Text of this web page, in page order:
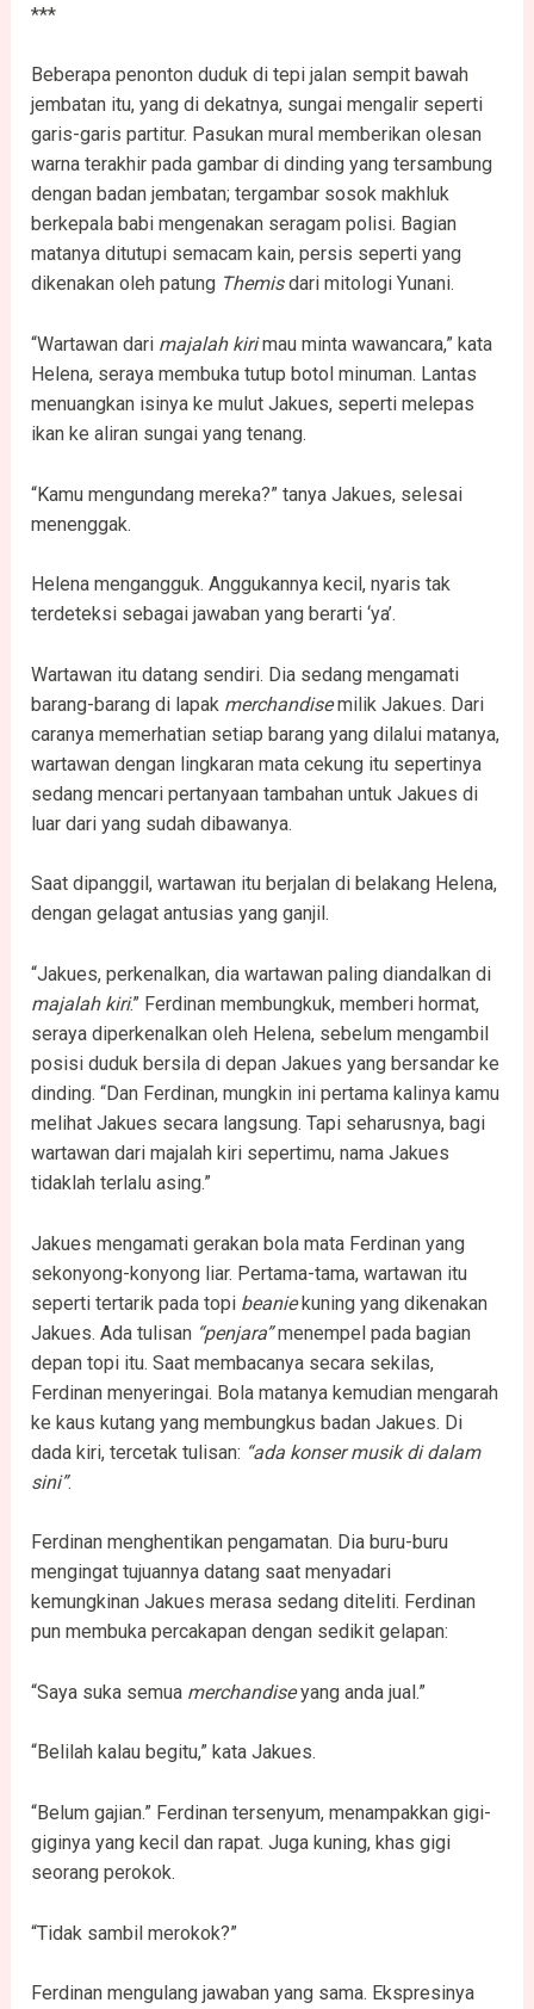
***
Beberapa penonton duduk di tepi jalan sempit bawah
jembatan itu, yang di dekatnya, sungai mengalir seperti
garis-garis partitur. Pasukan mural memberikan olesan
warna terakhir pada gambar di dinding yang tersambung
dengan badan jembatan; tergambar sosok makhluk
berkepala babi mengenakan seragam polisi. Bagian
matanya ditutupi semacam kain, persis seperti yang
dikenakan oleh patung Themisdari mitologi Yunani.
“Wartawan dari majalah kirimau minta wawancara,” kata
Helena, seraya membuka tutup botol minuman. Lantas
menuangkan isinya ke mulut Jakues, seperti melepas
ikan ke aliran sungai yang tenang.
“Kamu mengundang mereka?” tanya Jakues, selesai
menenggak.
Helena mengangguk. Anggukannya kecil, nyaris tak
terdeteksi sebagai jawaban yang berarti ‘ya’.
Wartawan itu datang sendiri. Dia sedang mengamati
barang-barang di lapak merchandisemilik Jakues. Dari
caranya memerhatian setiap barang yang dilalui matanya,
wartawan dengan lingkaran mata cekung itu sepertinya
sedang mencari pertanyaan tambahan untuk Jakues di
luar dari yang sudah dibawanya.
Saat dipanggil, wartawan itu berjalan di belakang Helena,
dengan gelagat antusias yang ganjil.
“Jakues, perkenalkan, dia wartawan paling diandalkan di
majalah kiri.” Ferdinan membungkuk, memberi hormat,
seraya diperkenalkan oleh Helena, sebelum mengambil
posisi duduk bersila di depan Jakues yang bersandar ke
dinding. “Dan Ferdinan, mungkin ini pertama kalinya kamu
melihat Jakues secara langsung. Tapi seharusnya, bagi
wartawan dari majalah kiri sepertimu, nama Jakues
tidaklah terlalu asing.”
Jakues mengamati gerakan bola mata Ferdinan yang
sekonyong-konyong liar. Pertama-tama, wartawan itu
seperti tertarik pada topi beaniekuning yang dikenakan
Jakues. Ada tulisan “penjara”menempel pada bagian
depan topi itu. Saat membacanya secara sekilas,
Ferdinan menyeringai. Bola matanya kemudian mengarah
ke kaus kutang yang membungkus badan Jakues. Di
dada kiri, tercetak tulisan: “ada konser musik di dalam
sini”.
Ferdinan menghentikan pengamatan. Dia buru-buru
mengingat tujuannya datang saat menyadari
kemungkinan Jakues merasa sedang diteliti. Ferdinan
pun membuka percakapan dengan sedikit gelapan:
“Saya suka semua merchandiseyang anda jual.”
“Belilah kalau begitu,” kata Jakues.
“Belum gajian.” Ferdinan tersenyum, menampakkan gigi-
giginya yang kecil dan rapat. Juga kuning, khas gigi
seorang perokok.
“Tidak sambil merokok?”
Ferdinan mengulang jawaban yang sama. Ekspresinya